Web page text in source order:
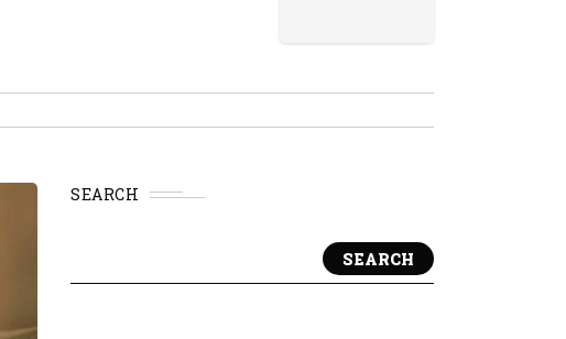
SEARCH
SEARCH